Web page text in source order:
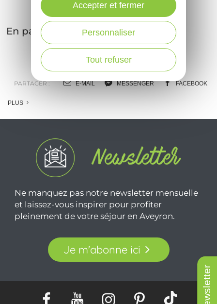
Newsletter
En parapente au-dessus de Millau
PARTAGER : E-MAIL MESSENGER FACEBOOK
PLUS
Ne manquez pas notre newsletter mensuelle
et laissez-vous inspirer pour profiter
pleinement de votre séjour en Aveyron.
Je m'abonne ici
Tout refuser
Personnaliser
Accepter et fermer